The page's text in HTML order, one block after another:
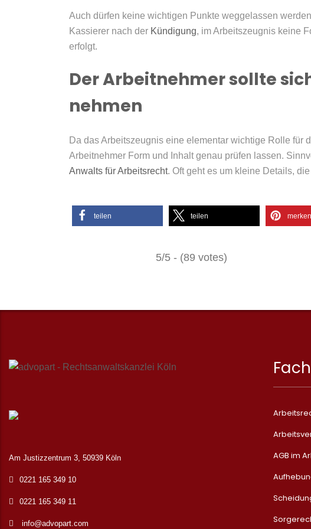
Auch dürfen keine wichtigen Punkte weggelassen
Kassierer nach der Kündigung, im Arbeitszeugnis keine
erfolgt.
Der Arbeitnehmer sollte
nehmen
Da das Arbeitszeugnis eine elementar wichtige Rolle für
Arbeitnehmer Form und Inhalt genau prüfen lassen.
Anwalts für Arbeitsrecht. Oft geht es um kleine Details,
teilen teilen merken
5/5 - (89 votes)
Am Justizzentrum 3, 50939 Köln
0221 165 349 10
0221 165 349 11
info@advopart.com
AGB im